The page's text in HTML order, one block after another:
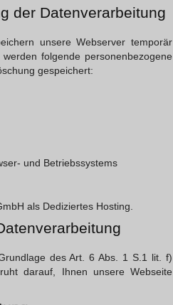
der Datenverarbeitung
unsere Webserver temporär
folgende personenbezogene
gespeichert:
und Betriebssystems
als Dediziertes Hosting.
des Art. 6 Abs. 1 S.1 lit. f)
darauf, Ihnen unsere Webseite